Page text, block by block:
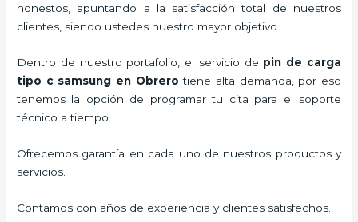
honestos, apuntando a la satisfacción total de nuestros
clientes, siendo ustedes nuestro mayor objetivo.
Dentro de nuestro portafolio, el servicio de pin de carga
tipo c samsung en Obrero tiene alta demanda, por eso
tenemos la opción de programar tu cita para el soporte
técnico a tiempo.
Ofrecemos garantía en cada uno de nuestros productos y
servicios.
Contamos con años de experiencia y clientes satisfechos.